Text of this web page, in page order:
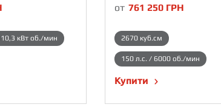
кВт об./мин
от 761 250 ГРН
2670 куб.см
150 л.с. / 6000 об./мин
Купити